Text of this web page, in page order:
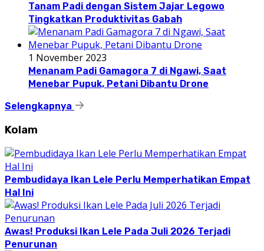
Tanam Padi dengan Sistem Jajar Legowo
Tingkatkan Produktivitas Gabah
1 November 2023
Menanam Padi Gamagora 7 di Ngawi, Saat
Menebar Pupuk, Petani Dibantu Drone
Selengkapnya
Kolam
Pembudidaya Ikan Lele Perlu Memperhatikan Empat
Hal Ini
Awas! Produksi Ikan Lele Pada Juli 2026 Terjadi
Penurunan